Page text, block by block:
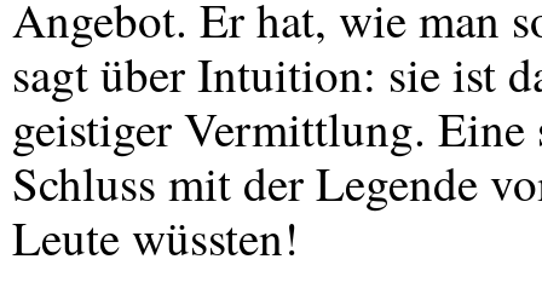
Angebot. Er hat, wie man
sagt über Intuition: sie ist
geistiger Vermittlung. Eine
Schluss mit der Legende
Leute wüssten!